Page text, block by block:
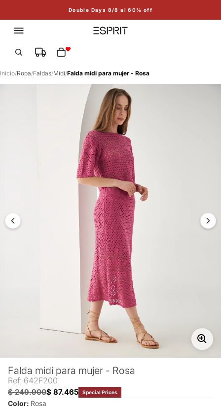
Double Days 8/8 al 60% off
Inicio/Ropa/Faldas/Midi/Falda midi para mujer - Rosa
Falda midi para mujer - Rosa
Ref: 642F200
$ 249.900$ 87.465 Special Prices
Color: Rosa